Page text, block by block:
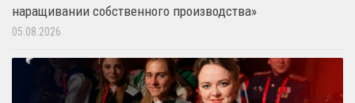
наращивании собственного производства»
05.08.2026